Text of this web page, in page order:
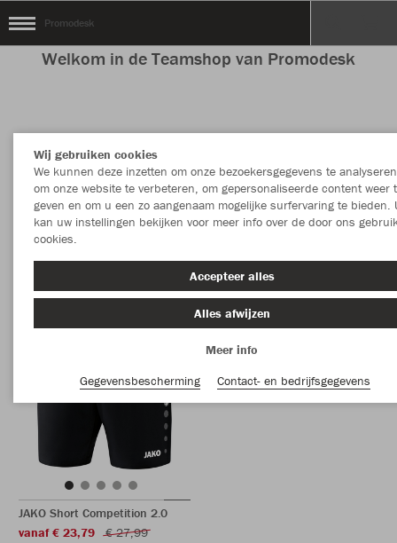
Promodesk
Welkom in de Teamshop van Promodesk
Sport MEER FILTERS
JAKO Short Competition 2.0
vanaf € 23,79
€ 27,99
Wij gebruiken cookies
We kunnen deze inzetten om onze bezoekersgegevens te
om onze website te verbeteren, om gepersonaliseerde content weer
geven en om u een zo aangenaam mogelijke surfervaring te bieden.
kan uw instellingen bekijken voor meer info over de door ons
cookies.
Accepteer alles
Alles afwijzen
Meer info
Gegevensbescherming
Contact- en bedrijfsgegevens